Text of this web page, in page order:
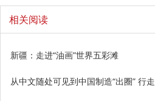
相关阅读
新疆：走进“油画”世界五彩滩
从中文随处可见到中国制造“出圈” 行